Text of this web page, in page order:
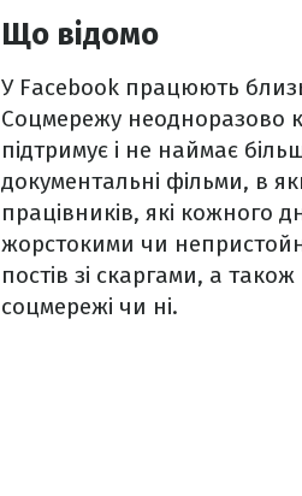
Що відомо
У Facebook працюють
Соцмережу неодноразово
підтримує і не наймає
документальні фільми, в
працівників, які кожного
жорстокими чи
постів зі скаргами, а
соцмережі чи ні.